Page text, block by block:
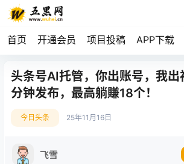
首页 开通会员 项目投稿 APP下载
头条号AI托管，你出账号，我
分钟发布，最高躺賺18个！
今日头条 25年11月16日
飞雪